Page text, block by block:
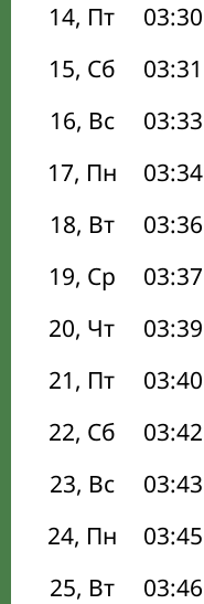
14, Пт
03:30
15, Сб
03:31
16, Вс
03:33
17, Пн
03:34
18, Вт
03:36
19, Ср
03:37
20, Чт
03:39
21, Пт
03:40
22, Сб
03:42
23, Вс
03:43
24, Пн
03:45
25, Вт
03:46